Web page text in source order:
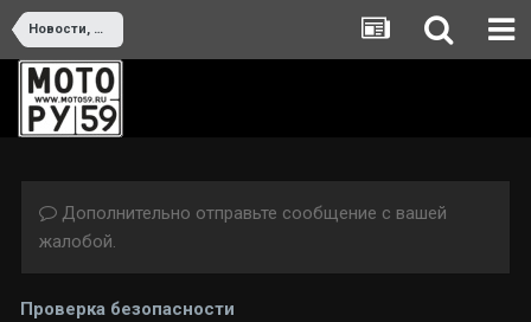
Новости, мероприятия и тусовки
Дополнительно отправьте сообщение с вашей
жалобой.
Проверка безопасности